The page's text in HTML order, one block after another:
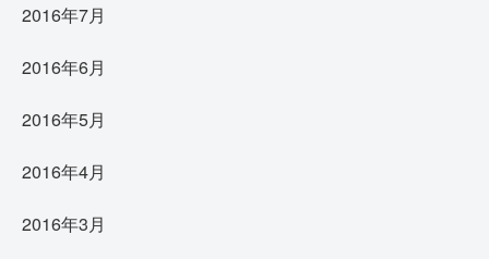
2016年7月
2016年6月
2016年5月
2016年4月
2016年3月